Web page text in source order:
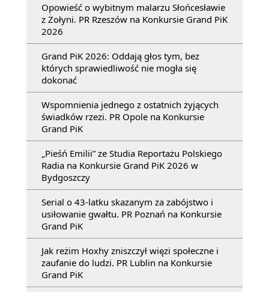
Opowieść o wybitnym malarzu Słońcesławie
z Żołyni. PR Rzeszów na Konkursie Grand PiK
2026
Grand PiK 2026: Oddają głos tym, bez
których sprawiedliwość nie mogła się
dokonać
Wspomnienia jednego z ostatnich żyjących
świadków rzezi. PR Opole na Konkursie
Grand PiK
„Pieśń Emilii” ze Studia Reportażu Polskiego
Radia na Konkursie Grand PiK 2026 w
Bydgoszczy
Serial o 43-latku skazanym za zabójstwo i
usiłowanie gwałtu. PR Poznań na Konkursie
Grand PiK
Jak reżim Hoxhy zniszczył więzi społeczne i
zaufanie do ludzi. PR Lublin na Konkursie
Grand PiK